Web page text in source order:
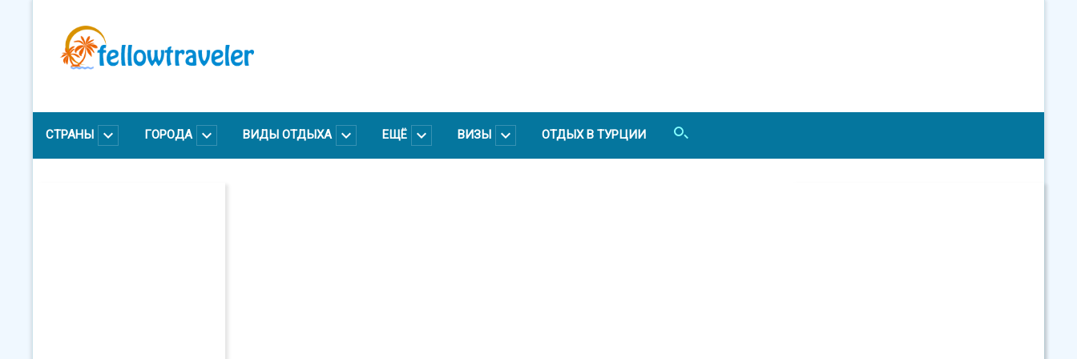
содержанию
СТРАНЫ ГОРОДА ВИДЫ ОТДЫХА ЕЩЁ ВИЗЫ ОТДЫХ В ТУРЦИИ